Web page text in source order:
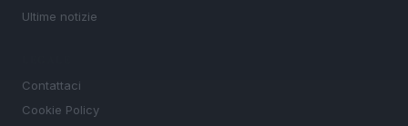
Ultime notizie
Contattaci
Cookie Policy